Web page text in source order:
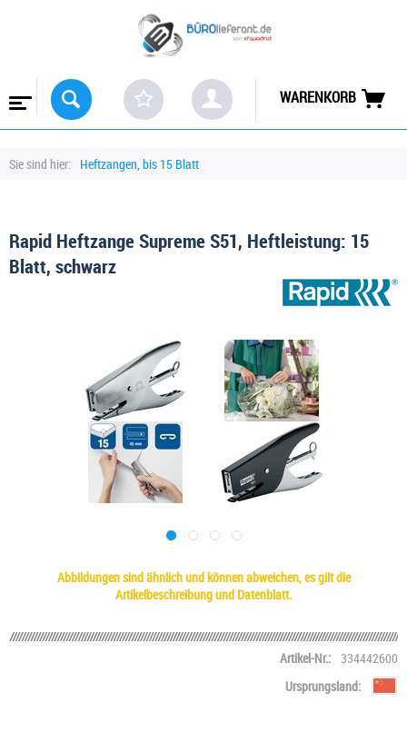
WARENKORB
Sie sind hier: Heftzangen, bis 15 Blatt
Rapid Heftzange Supreme S51, Heftleistung: 15
Blatt, schwarz
Abbildungen sind ähnlich und können abweichen, es gilt die
Artikelbeschreibung und Datenblatt.
Artikel-Nr.:
334442600
Ursprungsland: